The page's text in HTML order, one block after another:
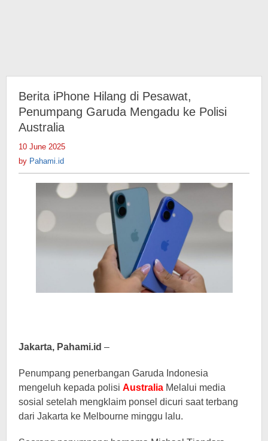
Berita iPhone Hilang di Pesawat,
Penumpang Garuda Mengadu ke Polisi
Australia
10 June 2025
by Pahami.id
Jakarta, Pahami.id –
Penumpang penerbangan Garuda Indonesia
mengeluh kepada polisi Australia Melalui media
sosial setelah mengklaim ponsel dicuri saat terbang
dari Jakarta ke Melbourne minggu lalu.